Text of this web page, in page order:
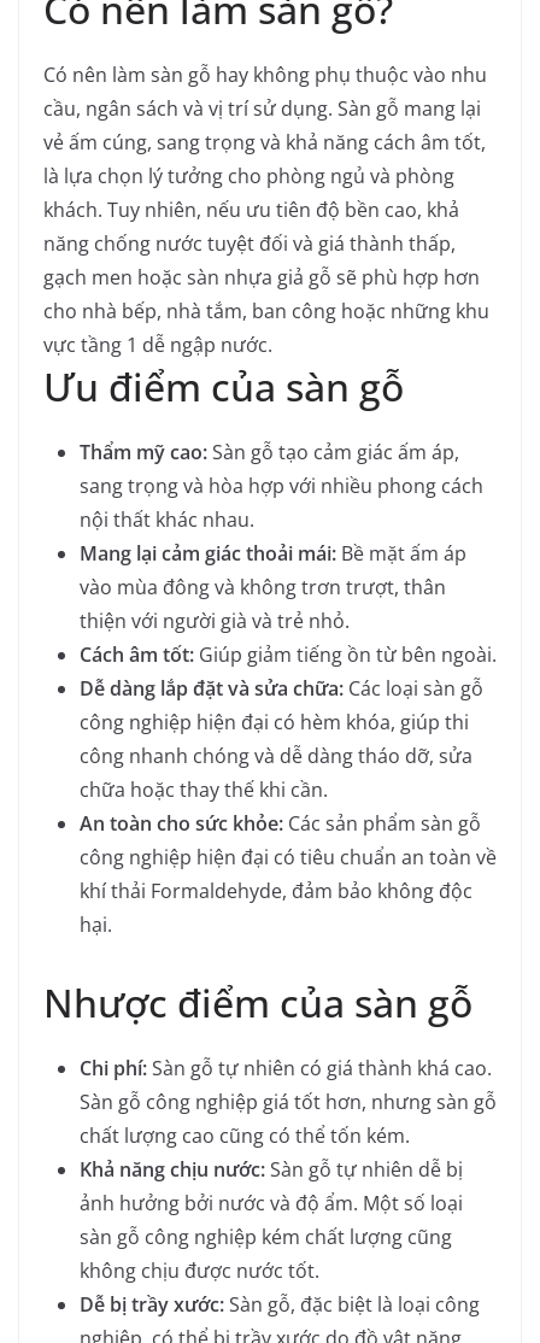
Có nên làm sàn gỗ hay không phụ thuộc vào nhu
cầu, ngân sách và vị trí sử dụng. Sàn gỗ mang lại
vẻ ấm cúng, sang trọng và khả năng cách âm tốt,
là lựa chọn lý tưởng cho phòng ngủ và phòng
khách. Tuy nhiên, nếu ưu tiên độ bền cao, khả
năng chống nước tuyệt đối và giá thành thấp,
gạch men hoặc sàn nhựa giả gỗ sẽ phù hợp hơn
cho nhà bếp, nhà tắm, ban công hoặc những khu
vực tầng 1 dễ ngập nước.
Ưu điểm của sàn gỗ
Thẩm mỹ cao:Sàn gỗ tạo cảm giác ấm áp,
sang trọng và hòa hợp với nhiều phong cách
nội thất khác nhau.
Mang lại cảm giác thoải mái: Bề mặt ấm áp
vào mùa đông và không trơn trượt, thân
thiện với người già và trẻ nhỏ.
Cách âm tốt: Giúp giảm tiếng ồn từ bên ngoài.
Dễ dàng lắp đặt và sửa chữa: Các loại sàn gỗ
công nghiệp hiện đại có hèm khóa, giúp thi
công nhanh chóng và dễ dàng tháo dỡ, sửa
chữa hoặc thay thế khi cần.
An toàn cho sức khỏe: Các sản phẩm sàn gỗ
công nghiệp hiện đại có tiêu chuẩn an toàn về
khí thải Formaldehyde, đảm bảo không độc
hại.
Nhược điểm của sàn gỗ
Chi phí:Sàn gỗ tự nhiên có giá thành khá cao.
Sàn gỗ công nghiệp giá tốt hơn, nhưng sàn gỗ
chất lượng cao cũng có thể tốn kém.
Khả năng chịu nước:Sàn gỗ tự nhiên dễ bị
ảnh hưởng bởi nước và độ ẩm. Một số loại
sàn gỗ công nghiệp kém chất lượng cũng
không chịu được nước tốt.
Dễ bị trầy xước:Sàn gỗ, đặc biệt là loại công
nghiệp, có thể bị trầy xước do đồ vật nặng